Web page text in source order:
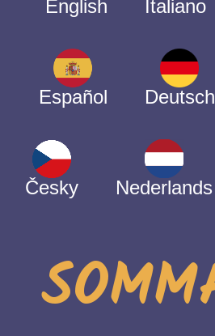
English Italiano
Español Deutsch
Česky Nederlands